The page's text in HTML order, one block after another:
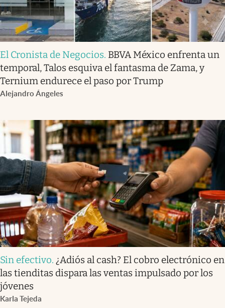
El Cronista de Negocios. BBVA México enfrenta un
temporal, Talos esquiva el fantasma de Zama, y
Ternium endurece el paso por Trump
Alejandro Ángeles
Sin efectivo. ¿Adiós al cash? El cobro electrónico en
las tienditas dispara las ventas impulsado por los
jóvenes
Karla Tejeda